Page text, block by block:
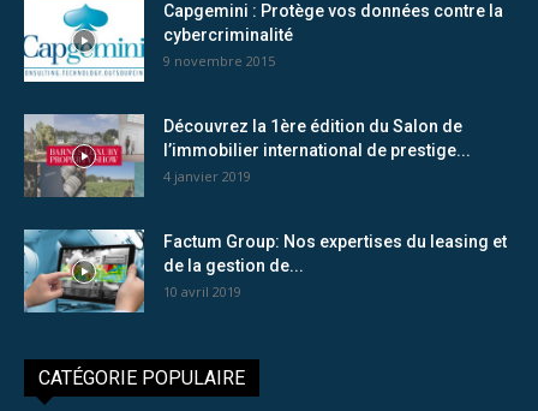
Capgemini : Protège vos données contre la
cybercriminalité
9 novembre 2015
Découvrez la 1ère édition du Salon de
l’immobilier international de prestige...
4 janvier 2019
Factum Group: Nos expertises du leasing et
de la gestion de...
10 avril 2019
CATÉGORIE POPULAIRE